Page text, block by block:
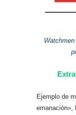
Ejemplo de
emanación»,